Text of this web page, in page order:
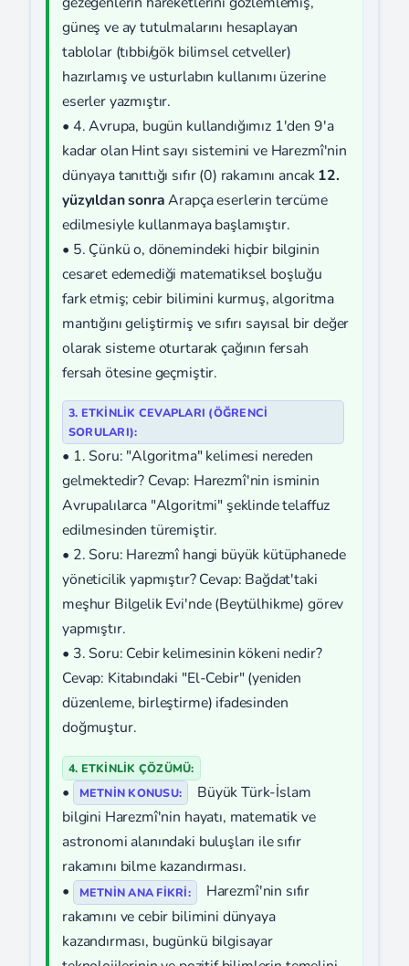
güneş ve ay tutulmalarını hesaplayan
tablolar (tıbbi/gök bilimsel cetveller)
hazırlamış ve usturlabın kullanımı üzerine
eserler yazmıştır.
• 4. Avrupa, bugün kullandığımız 1'den 9'a
kadar olan Hint sayı sistemini ve Harezmî'nin
dünyaya tanıttığı sıfır (0) rakamını ancak12.
yüzyıldan sonraArapça eserlerin tercüme
edilmesiyle kullanmaya başlamıştır.
• 5. Çünkü o, dönemindeki hiçbir bilginin
cesaret edemediği matematiksel boşluğu
fark etmiş; cebir bilimini kurmuş, algoritma
mantığını geliştirmiş ve sıfırı sayısal bir değer
olarak sisteme oturtarak çağının fersah
fersah ötesine geçmiştir.
3. ETKİNLİK CEVAPLARI (ÖĞRENCI
SORULARI):
• 1. Soru: "Algoritma" kelimesi nereden
gelmektedir? Cevap: Harezmî'nin isminin
Avrupalılarca "Algoritmi" şeklinde telaffuz
edilmesinden türemiştir.
• 2. Soru: Harezmî hangi büyük kütüphanede
yöneticilik yapmıştır? Cevap: Bağdat'taki
meşhur Bilgelik Evi'nde (Beytülhikme) görev
yapmıştır.
• 3. Soru: Cebir kelimesinin kökeni nedir?
Cevap: Kitabındaki "El-Cebir" (yeniden
düzenleme, birleştirme) ifadesinden
doğmuştur.
4. ETKİNLİK ÇÖZÜMÜ:
• METNIN KONUSU:
Büyük Türk-İslam
bilgini Harezmî'nin hayatı, matematik ve
astronomi alanındaki buluşları ile sıfır
rakamını bilme kazandırması.
•
METNIN ANA FIKRI:
Harezmî'nin sıfır
rakamını ve cebir bilimini dünyaya
kazandırması, bugünkü bilgisayar